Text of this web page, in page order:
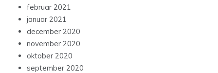
januar 2021
december 2020
november 2020
oktober 2020
september 2020
august 2020